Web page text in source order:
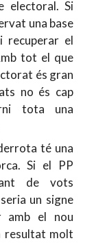
electoral. Si
una base
recuperar el
tot el que
és gran
no és cap
tota una
té una
Si el PP
de vots
un signe
amb el nou
resultat molt